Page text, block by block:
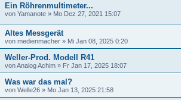
Ein Röhrenmultimeter...
von Yamanote » Mo Dez 27, 2021 15:07
Altes Messgerät
von medienmacher » Mi Jan 08, 2025 0:20
Weller-Prod. Modell R41
vonAnalog Achim » Fr Jan 17, 2025 18:07
Was war das mal?
von Welle26 » Mo Jan 13, 2025 21:58